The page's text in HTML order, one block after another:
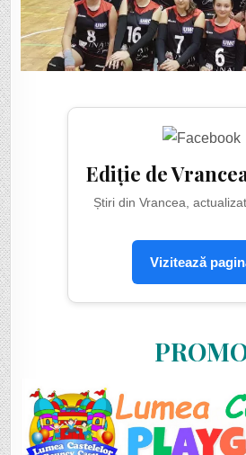
Ediție de
Știri din Vrancea,
Vizitează